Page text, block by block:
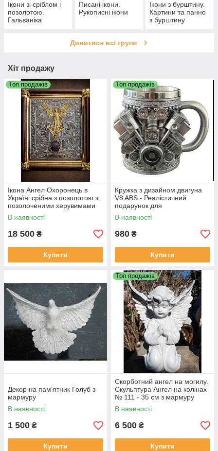
Ікони зі сріблом і
позолотою.
Гальваніка
Писані ікони.
Рукописні ікони
Ікони з бурштину.
Картини та панно
з бурштину
Дивитися всі групи
Хіт продажу
Топ продажів
Ікона Ангел Охоронець в
Україні срібна з позолотою з
позолоченими херувимами
В наявності
18 500 ₴
Купити
Топ продажів
Кружка з дизайном двигуна
V8 ABS - Реалістичний
подарунок для
автолюбителів
В наявності
980 ₴
Купити
Декор на пам’ятник Голуб з
мармуру
В наявності
1 500 ₴
Купити
Топ продажів
Скорботний ангел на могилу.
Скульптура Ангел на колінах
№ 111 - 35 см з мармуру
В наявності
6 500 ₴
Купити